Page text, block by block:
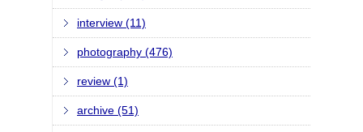
interview (11)
photography (476)
review (1)
archive (51)